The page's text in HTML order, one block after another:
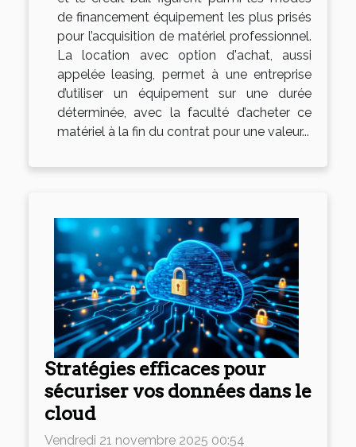
de financement équipement les plus prisés
pour l’acquisition de matériel professionnel.
La location avec option d'achat, aussi
appelée leasing, permet à une entreprise
d’utiliser un équipement sur une durée
déterminée, avec la faculté d’acheter ce
matériel à la fin du contrat pour une valeur...
Stratégies efficaces pour
sécuriser vos données dans le
cloud
Vendredi 21 novembre 2025 00:54